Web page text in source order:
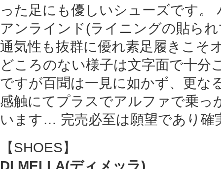
った足にも優しいシューズです。
アンラインド(ライニングの貼ら
通気性も抜群に優れ素足履きこそ
どころのない様子は文字面で十分
ですが百聞は一見に如かず、更な
感触にてプラスでアルファで乗っ
います… 完売必至は願望であり確
【SHOES】
DI MELLA(ディメッラ)